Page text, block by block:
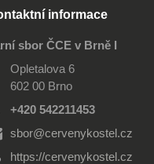
informace
sbor ČCE v Brně I
Opletalova 6
602 00 Brno
+420 542211453
sbor@cervenykostel.cz
https://cervenykostel.cz